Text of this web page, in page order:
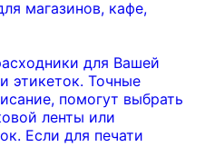
для Вашей
этикеток. Точные
помогут выбрать
ленты или
Если для печати